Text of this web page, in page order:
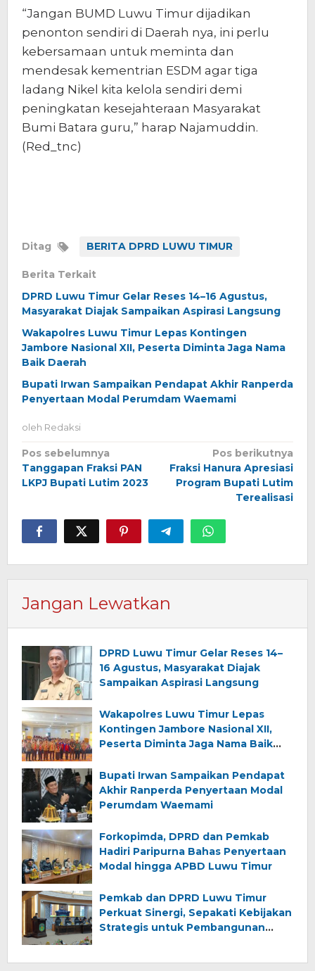
“Jangan BUMD Luwu Timur dijadikan
penonton sendiri di Daerah nya, ini perlu
kebersamaan untuk meminta dan
mendesak kementrian ESDM agar tiga
ladang Nikel kita kelola sendiri demi
peningkatan kesejahteraan Masyarakat
Bumi Batara guru,” harap Najamuddin.
(Red_tnc)
Ditag BERITA DPRD LUWU TIMUR
Berita Terkait
DPRD Luwu Timur Gelar Reses 14–16 Agustus,
Masyarakat Diajak Sampaikan Aspirasi Langsung
Wakapolres Luwu Timur Lepas Kontingen
Jambore Nasional XII, Peserta Diminta Jaga Nama
Baik Daerah
Bupati Irwan Sampaikan Pendapat Akhir Ranperda
Penyertaan Modal Perumdam Waemami
oleh Redaksi
Navigasi
pos
Pos sebelumnya
Tanggapan Fraksi PAN
LKPJ Bupati Lutim 2023
Pos berikutnya
Fraksi Hanura Apresiasi
Program Bupati Lutim
Terealisasi
Jangan Lewatkan
DPRD Luwu Timur Gelar Reses 14–
16 Agustus, Masyarakat Diajak
Sampaikan Aspirasi Langsung
Wakapolres Luwu Timur Lepas
Kontingen Jambore Nasional XII,
Peserta Diminta Jaga Nama Baik
Bupati Irwan Sampaikan Pendapat
Akhir Ranperda Penyertaan Modal
Perumdam Waemami
Forkopimda, DPRD dan Pemkab
Hadiri Paripurna Bahas Penyertaan
Modal hingga APBD Luwu Timur
Pemkab dan DPRD Luwu Timur
Perkuat Sinergi, Sepakati Kebijakan
Strategis untuk Pembangunan